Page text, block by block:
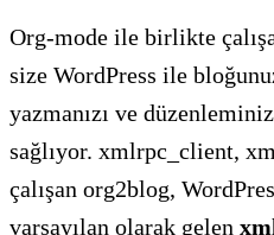
Org-mode ile birlikte
size WordPress ile
yazmanızı ve
sağlıyor. xmlrpc_client,
çalışan org2blog,
varsayılan olarak gelen